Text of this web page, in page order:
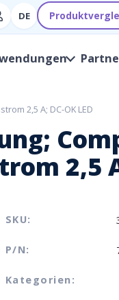
DE
2,5 A; DC-OK LED
2,5
SKU:
P/N:
Kategorien: